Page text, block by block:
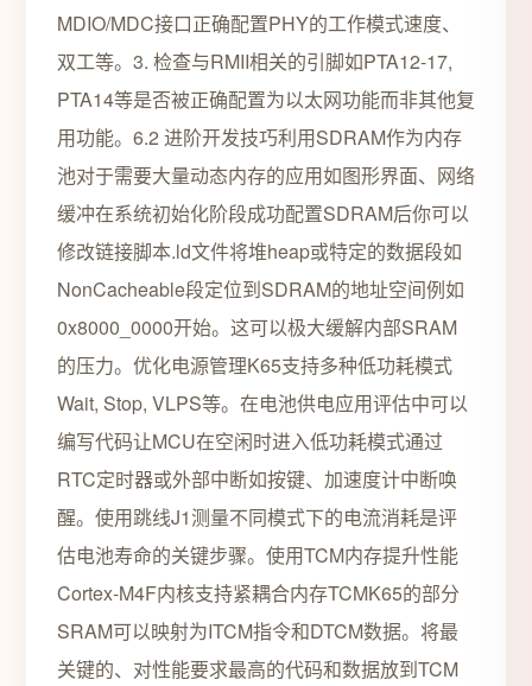
MDIO/MDC接口正确配置PHY的工作模式速度、
双工等。3. 检查与RMII相关的引脚如PTA12-17,
PTA14等是否被正确配置为以太网功能而非其他复
用功能。6.2 进阶开发技巧利用SDRAM作为内存
池对于需要大量动态内存的应用如图形界面、网络
缓冲在系统初始化阶段成功配置SDRAM后你可以
修改链接脚本.ld文件将堆heap或特定的数据段如
NonCacheable段定位到SDRAM的地址空间例如
0x8000_0000开始。这可以极大缓解内部SRAM
的压力。优化电源管理K65支持多种低功耗模式
Wait, Stop, VLPS等。在电池供电应用评估中可以
编写代码让MCU在空闲时进入低功耗模式通过
RTC定时器或外部中断如按键、加速度计中断唤
醒。使用跳线J1测量不同模式下的电流消耗是评
估电池寿命的关键步骤。使用TCM内存提升性能
Cortex-M4F内核支持紧耦合内存TCMK65的部分
SRAM可以映射为ITCM指令和DTCM数据。将最
关键的、对性能要求最高的代码和数据放到TCM